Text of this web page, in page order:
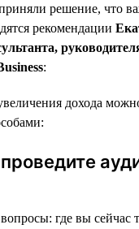
решение, что
рекомендации
:
дохода
где вы сейчас